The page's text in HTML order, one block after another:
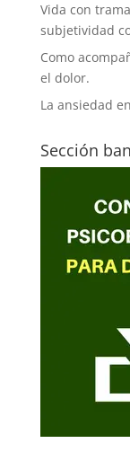
Vida con
subjetividad
Como
el dolor.
La ansiedad
Sección